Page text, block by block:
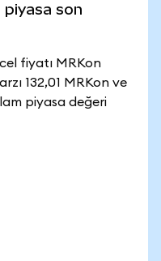
piyasa son
fiyatı MRKon
132,01 MRKon ve
piyasa değeri